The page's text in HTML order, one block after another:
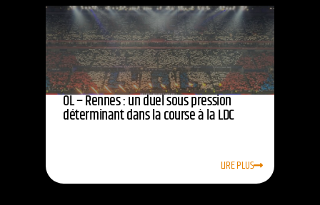
OL – Rennes : un duel sous pression
déterminant dans la course à la LDC
LIRE PLUS